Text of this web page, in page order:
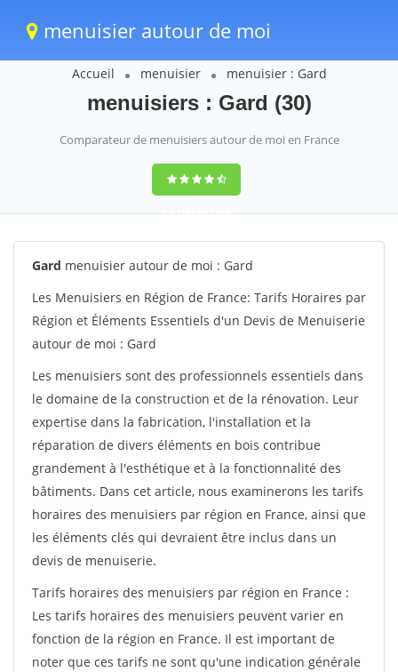
menuisier autour de moi
Accueil menuisier menuisier : Gard
menuisiers : Gard (30)
Comparateur de menuisiers autour de moi en France
9,6(100%)1388
votes
Gard menuisier autour de moi : Gard
Les Menuisiers en Région de France: Tarifs Horaires par
Région et Éléments Essentiels d'un Devis de Menuiserie
autour de moi : Gard
Les menuisiers sont des professionnels essentiels dans
le domaine de la construction et de la rénovation. Leur
expertise dans la fabrication, l'installation et la
réparation de divers éléments en bois contribue
grandement à l'esthétique et à la fonctionnalité des
bâtiments. Dans cet article, nous examinerons les tarifs
horaires des menuisiers par région en France, ainsi que
les éléments clés qui devraient être inclus dans un
devis de menuiserie.
Tarifs horaires des menuisiers par région en France :
Les tarifs horaires des menuisiers peuvent varier en
fonction de la région en France. Il est important de
noter que ces tarifs ne sont qu'une indication générale